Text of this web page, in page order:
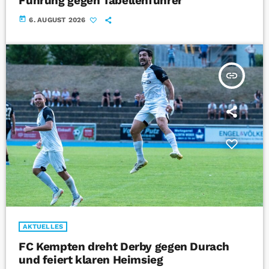
today 6. AUGUST 2026
insert_link
AKTUELLES
FC Kempten dreht Derby gegen Durach
und feiert klaren Heimsieg